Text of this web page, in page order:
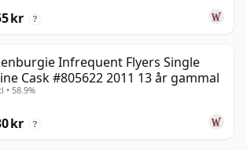
kr ?
Infrequent Flyers Single
Cask #805622 2011 13 år gammal
• 58.9%
kr ?